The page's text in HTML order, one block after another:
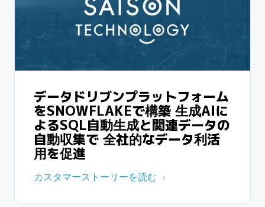
データドリブンプラットフォーム
をSNOWFLAKEで構築 生成AIに
よるSQL自動生成と関連データの
自動収集で 全社的なデータ利活
用を促進
カスタマーストーリーを読む